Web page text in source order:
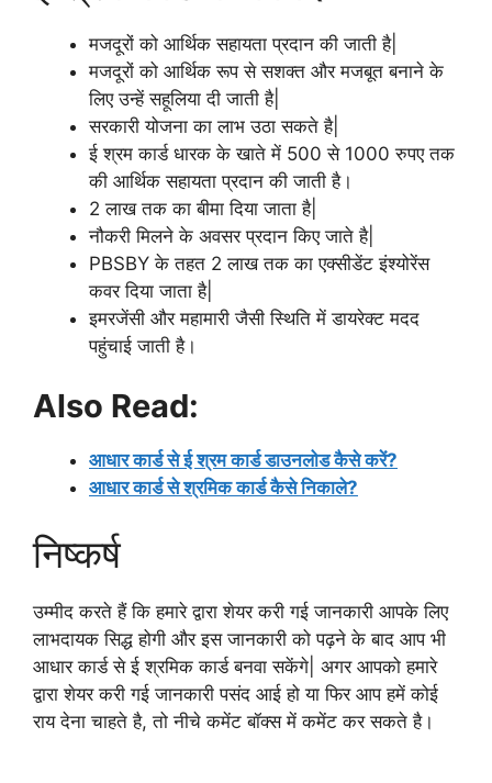
मजदूरों को आर्थिक सहायता प्रदान की जाती है|
मजदूरों को आर्थिक रूप से सशक्त और मजबूत बनाने के
लिए उन्हें सहूलिया दी जाती है|
सरकारी योजना का लाभ उठा सकते है|
ई श्रम कार्ड धारक के खाते में 500 से 1000 रुपए तक
की आर्थिक सहायता प्रदान की जाती है।
2 लाख तक का बीमा दिया जाता है|
नौकरी मिलने के अवसर प्रदान किए जाते है|
PBSBY के तहत 2 लाख तक का एक्सीडेंट इंश्योरेंस
कवर दिया जाता है|
इमरजेंसी और महामारी जैसी स्थिति में डायरेक्ट मदद
पहुंचाई जाती है।
Also Read:
आधार कार्ड से ई श्रम कार्ड डाउनलोड कैसे करें?
आधार कार्ड से श्रमिक कार्ड कैसे निकाले?
निष्कर्ष
उम्मीद करते हैं कि हमारे द्वारा शेयर करी गई जानकारी आपके लिए
लाभदायक सिद्ध होगी और इस जानकारी को पढ़ने के बाद आप भी
आधार कार्ड से ई श्रमिक कार्ड बनवा सकेंगे| अगर आपको हमारे
द्वारा शेयर करी गई जानकारी पसंद आई हो या फिर आप हमें कोई
राय देना चाहते है, तो नीचे कमेंट बॉक्स में कमेंट कर सकते है।